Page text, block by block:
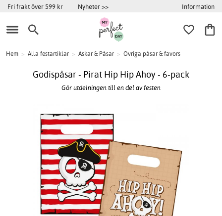
Fri frakt över 599 kr Nyheter >> Information
Hem > Alla festartiklar > Askar & Påsar > Övriga påsar & favors
Godispåsar - Pirat Hip Hip Ahoy - 6-pack
Gör utdelningen till en del av festen